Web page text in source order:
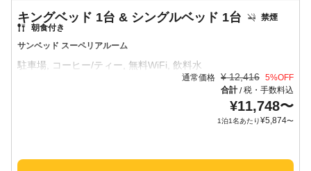
サンベッド スーペリアルーム
禁煙
朝食付き
キングベッド 1台 & シングルベッド 1台
通常価格 ¥ 12,416 5%OFF
合計/税・手数料込
¥11,748〜
1泊1名あたり¥5,874〜